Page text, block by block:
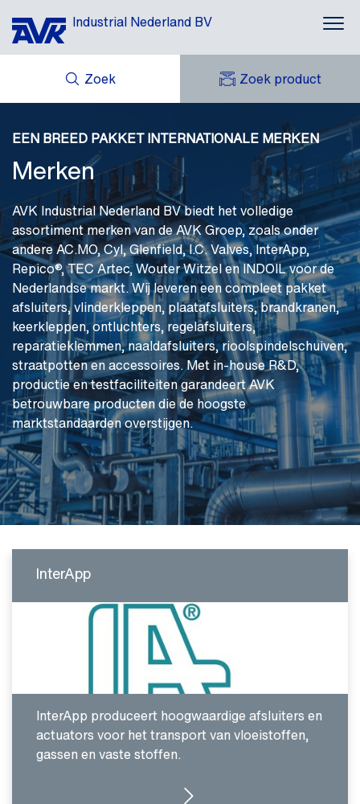
Industrial Nederland BV
Toepassingen
Producten
Merken
Repico®
Over AVK
Zoek Zoek product
DOWNLOADS
CASE STORIES
CONTACT
MIJN OFFERTES
MIJN AVK
AVK HOLDING (GROUP)
AVK NEDERLAND
EEN BREED PAKKET INTERNATIONALE MERKEN
Merken
AVK Industrial Nederland BV biedt het volledige
assortiment merken van de AVK Groep, zoals onder
andere AC.MO, Cyl, Glenfield, I.C. Valves, InterApp,
Repico®, TEC Artec, Wouter Witzel en INDOIL voor de
Nederlandse markt. Wij leveren een compleet pakket
afsluiters, vlinderkleppen, plaatafsluiters, brandkranen,
keerkleppen, ontluchters, regelafsluiters,
reparatieklemmen, naaldafsluiters, rioolspindelschuiven,
straatpotten en accessoires. Met in-house R&D,
productie en testfaciliteiten garandeert AVK
betrouwbare producten die de hoogste
marktstandaarden overstijgen.
InterApp
InterApp produceert hoogwaardige afsluiters en
actuators voor het transport van vloeistoffen,
gassen en vaste stoffen.
GA NAAR INTRODUCTIE